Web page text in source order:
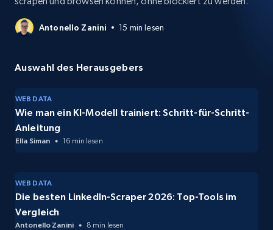
Antonello Zanini 15 min lesen
Auswahl des Herausgebers
WEB DATA
Wie man ein KI-Modell trainiert: Schritt-für-Schritt-
Anleitung
Ella Siman 16 min lesen
WEB DATA
Die besten LinkedIn-Scraper 2026: Top-Tools im
Vergleich
Antonello Zanini 8 min lesen